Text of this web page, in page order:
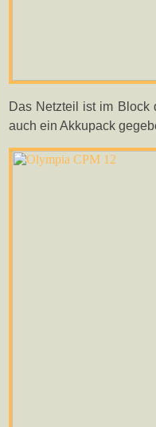
Das Netzteil ist im Block
auch ein Akkupack